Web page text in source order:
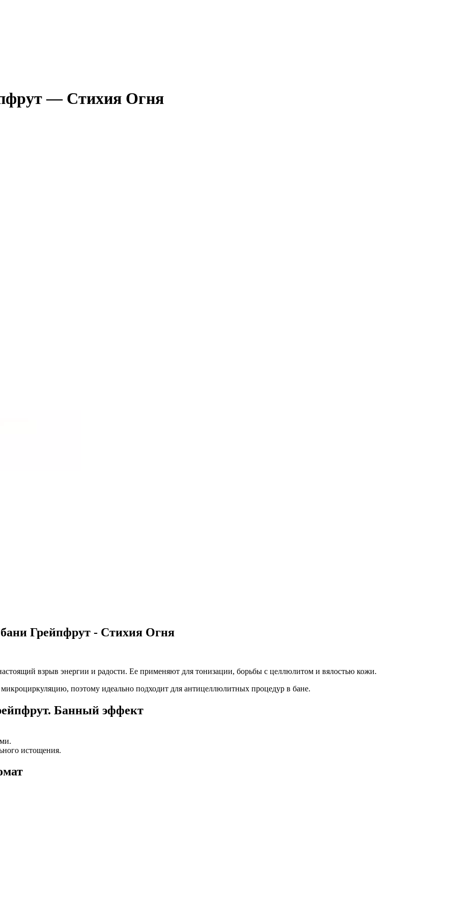
— Стихия Огня
Грейпфрут - Стихия Огня
взрыв энергии и радости. Ее применяют для тонизации, борьбы с целлюлитом и вялостью кожи.
поэтому идеально подходит для антицеллюлитных процедур в бане.
Банный эффект
истощения.